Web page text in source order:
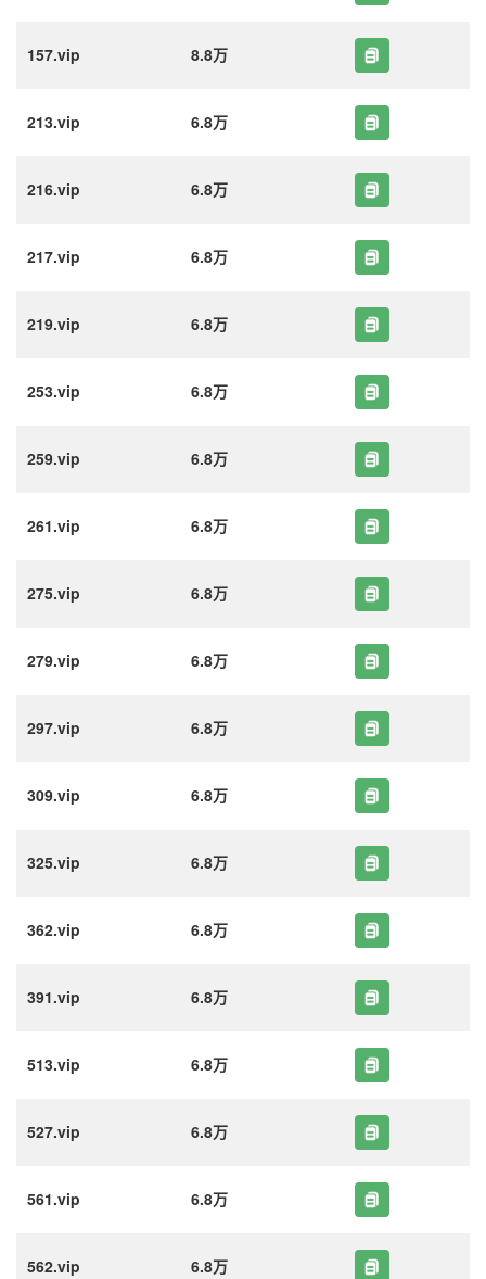
157.vip 8.8万
213.vip 6.8万
216.vip 6.8万
217.vip 6.8万
219.vip 6.8万
253.vip 6.8万
259.vip 6.8万
261.vip 6.8万
275.vip 6.8万
279.vip 6.8万
297.vip 6.8万
309.vip 6.8万
325.vip 6.8万
362.vip 6.8万
391.vip 6.8万
513.vip 6.8万
527.vip 6.8万
561.vip 6.8万
562.vip 6.8万